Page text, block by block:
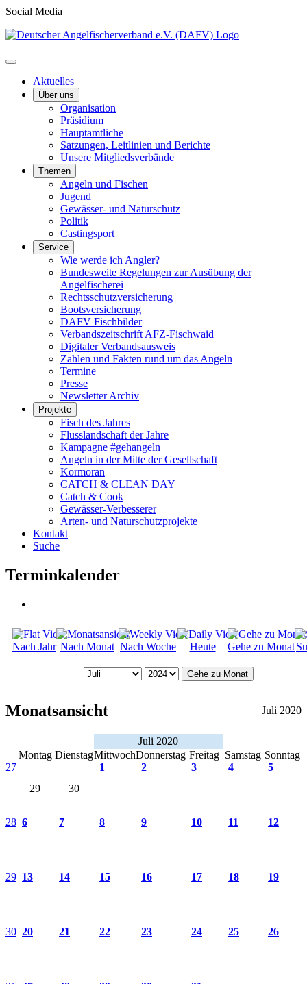
Social Media
Aktuelles
Über uns
Organisation
Präsidium
Hauptamtliche
Satzungen, Leitlinien und Berichte
Unsere Mitgliedsverbände
Themen
Angeln und Fischen
Jugend
Gewässer- und Naturschutz
Politik
Castingsport
Service
Wie werde ich Angler?
Bundesweite Regelungen zur Ausübung der
Angelfischerei
Rechtsschutzversicherung
Bootsversicherung
DAFV Fischbilder
Verbandszeitschrift AFZ-Fischwaid
Digitaler Verbandsausweis
Zahlen und Fakten rund um das Angeln
Termine
Presse
Newsletter Archiv
Projekte
Fisch des Jahres
Flusslandschaft der Jahre
Kampagne #gehangeln
Angeln in der Mitte der Gesellschaft
Kormoran
CATCH & CLEAN DAY
Catch & Cook
Gewässer-Verbesserer
Arten- und Naturschutzprojekte
Kontakt
Suche
Terminkalender
Nach Jahr Nach Monat Nach Woche Heute Gehe zu Monat
Gehe zu Monat
Monatsansicht Juli 2020
Juli 2020
Montag DienstagMittwochDonnerstag Freitag Samstag Sonntag
27
29
30
1 2 3 4 5
28 6 7 8 9 10 11 12
29 13 14 15 16 17 18 19
30 20 21 22 23 24 25 26